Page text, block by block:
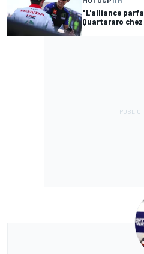
"L'alliance
Quartararo chez